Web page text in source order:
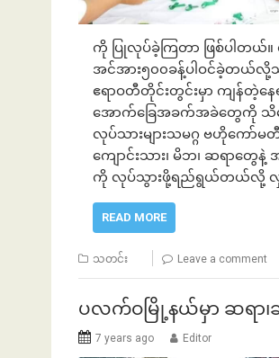
ကို ပြုလုပ်ခဲ့ကြတာ ဖြစ်ပါတယ်။
အင်အား၅၀၀ခန့်ပါဝင်ခဲ့တယ်
ဧရာဝတီတိုင်းတွင်းမှာ ကျန်တဲ့န
အောက်ခြေအခက်အခဲတွေကို သိစ
လုပ်သားများသမဂ္ဂ ဗဟိုကော်မ
ကျောင်းသား၊ မိဘ၊ ဆရာတွေ
ကို လုပ်သွားဖို့ရည်ရွယ်တယ်လို့ လှုပ်ရှ
READ MORE
သတင်း Leave a comment
ပလက်ဝမြို့နယ်မှာ ဆရာ၊ဆ
7 years ago Editor
ဘဏ်နဲ့အကြွေး